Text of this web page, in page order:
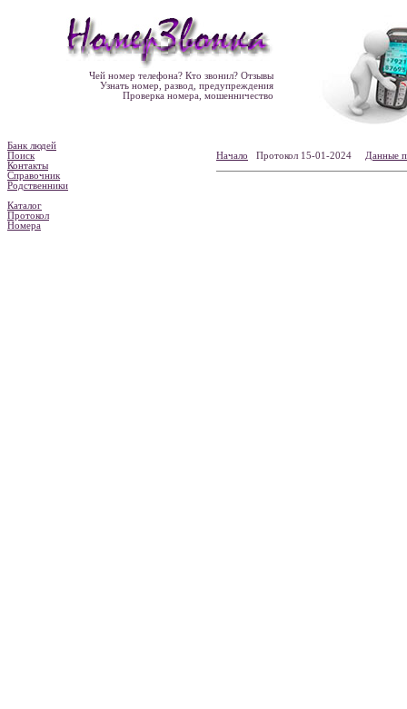
Чей номер телефона? Кто звонил? Отзывы
Узнать номер, развод, предупреждения
Проверка номера, мошенничество
Банк людей
Поиск
Контакты
Справочник
Родственники
Каталог
Протокол
Номера
Начало Протокол 15-01-2024 Данные